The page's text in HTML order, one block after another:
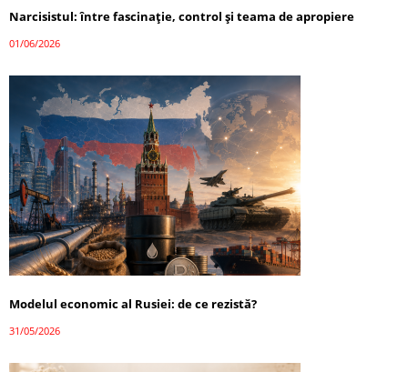
Narcisistul: între fascinație, control și teama de apropiere
01/06/2026
Modelul economic al Rusiei: de ce rezistă?
31/05/2026